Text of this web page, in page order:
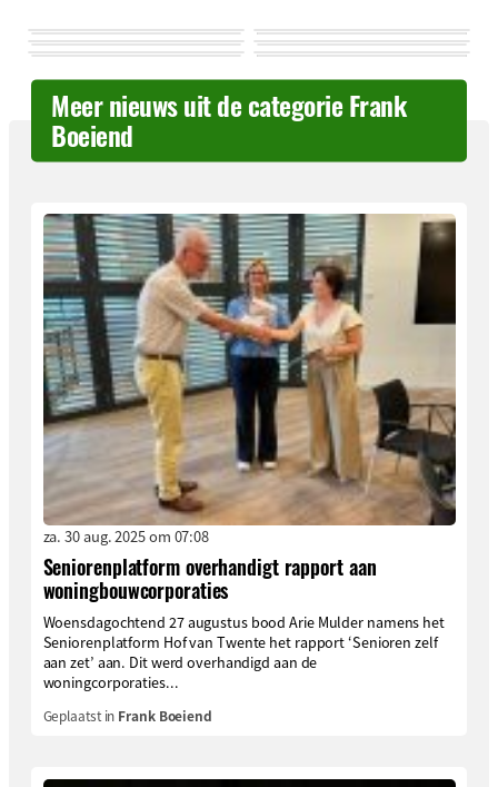
Meer nieuws uit de categorie Frank
Boeiend
za. 30 aug. 2025 om 07:08
Seniorenplatform overhandigt rapport aan
woningbouwcorporaties
Woensdagochtend 27 augustus bood Arie Mulder namens het
Seniorenplatform Hof van Twente het rapport ‘Senioren zelf
aan zet’ aan. Dit werd overhandigd aan de
woningcorporaties...
Geplaatst in Frank Boeiend